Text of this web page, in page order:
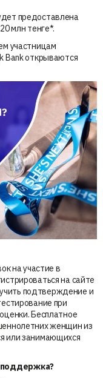
предоставлена
млн тенге*.
участницам
Bank открываются
на участие в
на сайте
подтверждение и
при
Бесплатное
женщин из
или занимающихся